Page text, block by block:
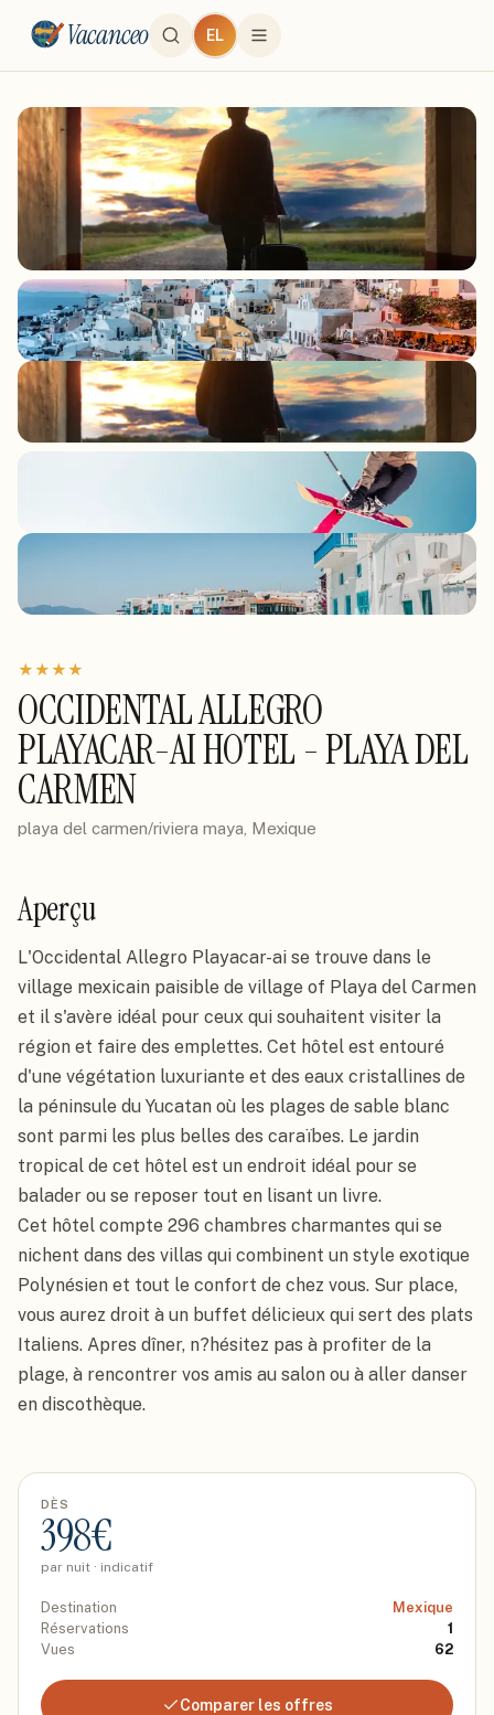
Vacanceo EL
★★★★
OCCIDENTAL ALLEGRO
PLAYACAR-AI HOTEL - PLAYA DEL
CARMEN
playa del carmen/riviera maya, Mexique
Aperçu
L'Occidental Allegro Playacar-ai se trouve dans le
village mexicain paisible de village of Playa del Carmen
et il s'avère idéal pour ceux qui souhaitent visiter la
région et faire des emplettes. Cet hôtel est entouré
d'une végétation luxuriante et des eaux cristallines de
la péninsule du Yucatan où les plages de sable blanc
sont parmi les plus belles des caraïbes. Le jardin
tropical de cet hôtel est un endroit idéal pour se
balader ou se reposer tout en lisant un livre.
Cet hôtel compte 296 chambres charmantes qui se
nichent dans des villas qui combinent un style exotique
Polynésien et tout le confort de chez vous. Sur place,
vous aurez droit à un buffet délicieux qui sert des plats
Italiens. Apres dîner, n?hésitez pas à profiter de la
plage, à rencontrer vos amis au salon ou à aller danser
en discothèque.
DÈS
398€
par nuit · indicatif
Destination
Mexique
Réservations
1
Vues
62
Comparer les offres